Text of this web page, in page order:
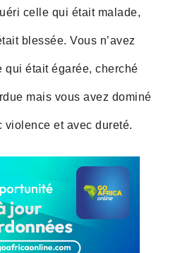
celle qui était malade,
blessée. Vous n’avez
qui était égarée, cherché
mais vous avez dominé
violence et avec dureté.